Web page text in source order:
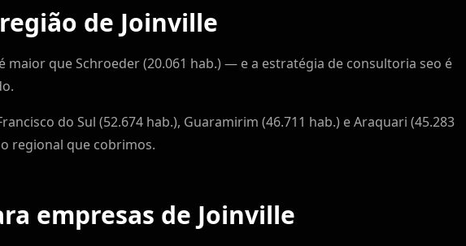
de Joinville
maior que Schroeder (20.061 hab.) — e a estratégia de consultoria seo é
do Sul (52.674 hab.), Guaramirim (46.711 hab.) e Araquari (45.283
regional que cobrimos.
empresas de Joinville